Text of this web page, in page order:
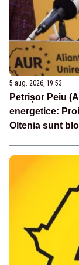
5 aug. 2026, 19:53
Petrișor Peiu
energetice:
Oltenia sunt